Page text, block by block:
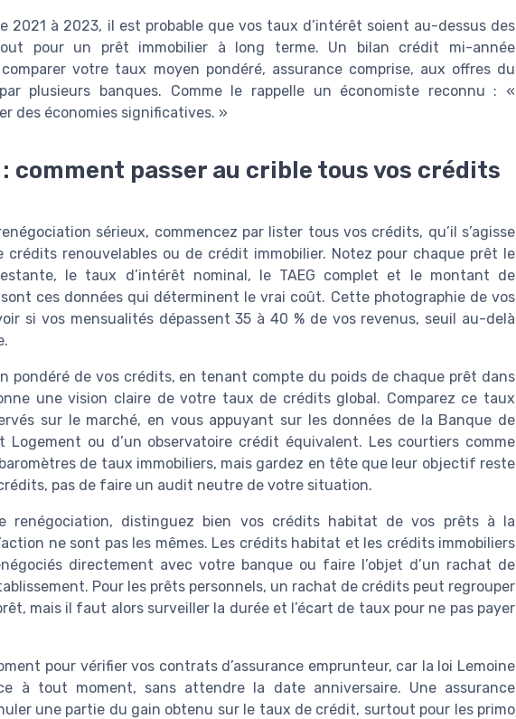
2021 à 2023, il est probable que vos taux d’intérêt soient au-dessus des
pour un prêt immobilier à long terme. Un bilan crédit mi-année
votre taux moyen pondéré, assurance comprise, aux offres du
plusieurs banques. Comme le rappelle un économiste reconnu : «
des économies significatives. »
comment passer au crible tous vos crédits
sérieux, commencez par lister tous vos crédits, qu’il s’agisse
crédits renouvelables ou de crédit immobilier. Notez pour chaque prêt le
le taux d’intérêt nominal, le TAEG complet et le montant de
sont ces données qui déterminent le vrai coût. Cette photographie de vos
si vos mensualités dépassent 35 à 40 % de vos revenus, seuil au-delà
pondéré de vos crédits, en tenant compte du poids de chaque prêt dans
une vision claire de votre taux de crédits global. Comparez ce taux
sur le marché, en vous appuyant sur les données de la Banque de
Logement ou d’un observatoire crédit équivalent. Les courtiers comme
de taux immobiliers, mais gardez en tête que leur objectif reste
pas de faire un audit neutre de votre situation.
renégociation, distinguez bien vos crédits habitat de vos prêts à la
ne sont pas les mêmes. Les crédits habitat et les crédits immobiliers
directement avec votre banque ou faire l’objet d’un rachat de
Pour les prêts personnels, un rachat de crédits peut regrouper
mais il faut alors surveiller la durée et l’écart de taux pour ne pas payer
pour vérifier vos contrats d’assurance emprunteur, car la loi Lemoine
à tout moment, sans attendre la date anniversaire. Une assurance
une partie du gain obtenu sur le taux de crédit, surtout pour les primo